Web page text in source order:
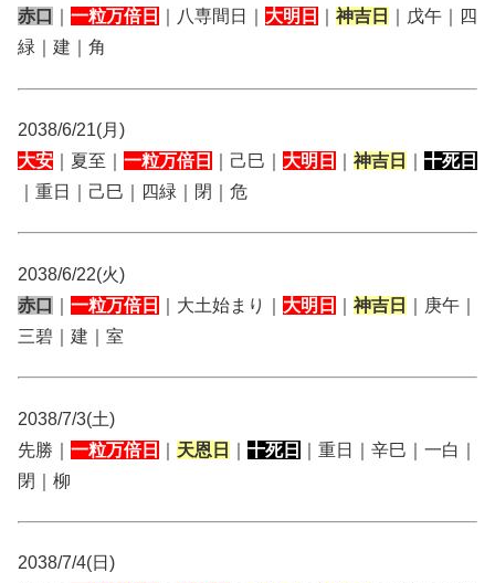
赤口
一粒万倍日 ｜八専間日｜ 大明日 神吉日
｜戊午｜四
緑｜建｜角
2038/6/21(月)
大安 ｜夏至｜ 一粒万倍日 ｜己巳｜ 大明日 神吉日
十死日
｜重日｜己巳｜四緑｜閉｜危
2038/6/22(火)
赤口
一粒万倍日 ｜大土始まり｜ 大明日 神吉日
｜庚午｜
三碧｜建｜室
2038/7/3(土)
先勝｜ 一粒万倍日 天恩日 十死日
｜重日｜辛巳｜一白｜
閉｜柳
2038/7/4(日)